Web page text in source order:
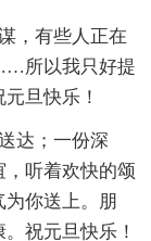
，有些人正在
所以我只好提
旦快乐！
达；一份深
听着欢快的颂
你送上。朋
祝元旦快乐！